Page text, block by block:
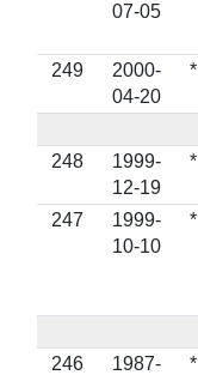
07-05
249
2000-
04-20
*
248
1999-
12-19
*
247
1999-
10-10
*
246
1987-
*